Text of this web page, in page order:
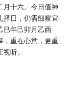
月十六。今日值神
择日，仍需细察宜
巳年己卯月乙酉
，重在心意，更重
听。